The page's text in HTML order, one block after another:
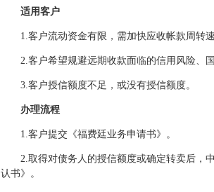
适用客户
1.客户流动资金有限，需加快应收帐款周转速
2.客户希望规避远期收款面临的信用风险、
3.客户授信额度不足，或没有授信额度。
办理流程
1.客户提交《福费廷业务申请书》。
2.取得对债务人的授信额度或确定转卖后，
认书》。